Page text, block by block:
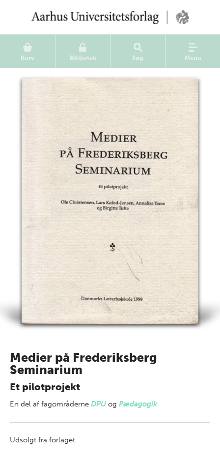
Kurv Bibliotek Søg Menu
Medier på Frederiksberg
Seminarium
Et pilotprojekt
En del af fagområderne DPU og Pædagogik
Udsolgt fra forlaget